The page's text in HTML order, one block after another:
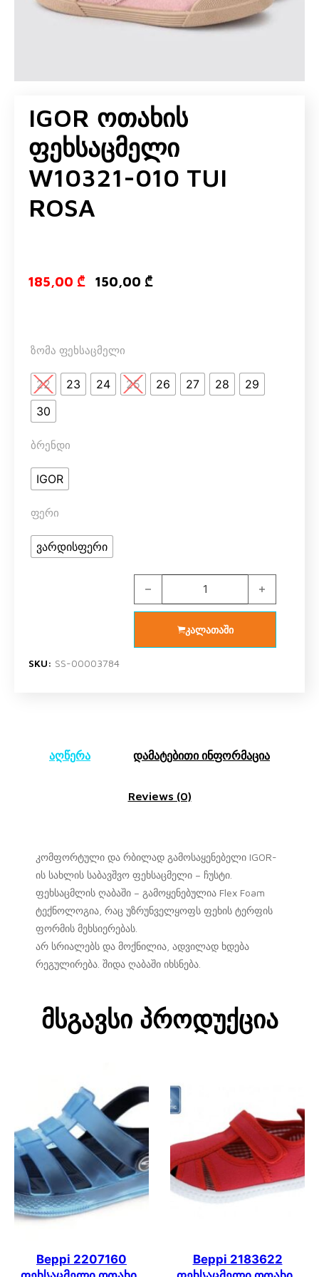
IGOR Ოთახის
Ფეხსაცმელი
W10321-010 TUI
ROSA
185,00 ₾ Original price
150,00 ₾Current
ზომა ფეხსაცმელი
22 23 24 25 26 27 28
29
30
ბრენდი
IGOR
ფერი
ვარდისფერი
IGOR ოთახის ფეხსაცმელი
კალათაში
SKU: SS-00003784
აღწერა დამატებითი ინფორმაცია
Reviews (0)
კომფორტული და რბილად გამოსაყენებელი IGOR-
ის სახლის საბავშვო ფეხსაცმელი – ჩუსტი.
ფეხსაცმლის ღაბაში – გამოყენებულია Flex Foam
ტექნოლოგია, რაც უზრუნველყოფს ფეხის ტერფის
ფორმის მეხსიერებას.
არ სრიალებს და მოქნილია, ადვილად ხდება
რეგულირება. შიდა ღაბაში იხსნება.
Მსგავსი Პროდუქცია
Beppi 2207160
Beppi 2183622